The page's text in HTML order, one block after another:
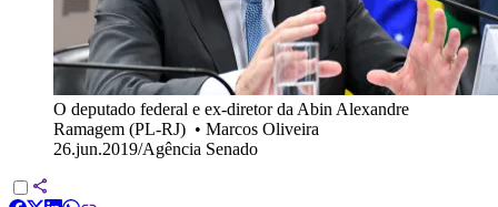
O deputado federal e ex-diretor da Abin Alexandre
Ramagem (PL-RJ) • Marcos Oliveira
26.jun.2019/Agência Senado